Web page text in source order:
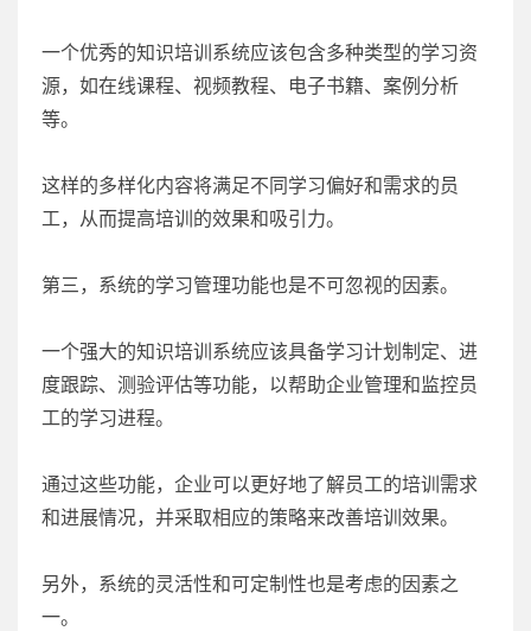
一个优秀的知识培训系统应该包含多种类型的学习资
源，如在线课程、视频教程、电子书籍、案例分析
等。
这样的多样化内容将满足不同学习偏好和需求的员
工，从而提高培训的效果和吸引力。
第三，系统的学习管理功能也是不可忽视的因素。
一个强大的知识培训系统应该具备学习计划制定、进
度跟踪、测验评估等功能，以帮助企业管理和监控员
工的学习进程。
通过这些功能，企业可以更好地了解员工的培训需求
和进展情况，并采取相应的策略来改善培训效果。
另外，系统的灵活性和可定制性也是考虑的因素之
一。